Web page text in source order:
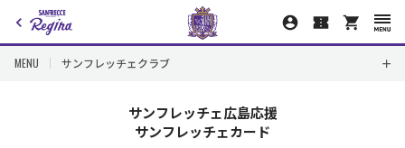
MENU サンフレッチェクラブ
サンフレッチェ広島応援
サンフレッチェカード